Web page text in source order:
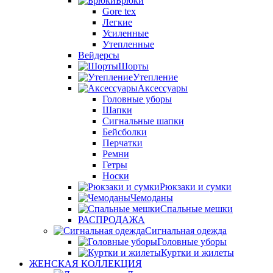
Gore tex
Легкие
Усиленные
Утепленные
Вейдерсы
Шорты
Утепление
Аксессуары
Головные уборы
Шапки
Сигнальные шапки
Бейсболки
Перчатки
Ремни
Гетры
Носки
Рюкзаки и сумки
Чемоданы
Спальные мешки
РАСПРОДАЖА
Сигнальная одежда
Головные уборы
Куртки и жилеты
ЖЕНСКАЯ КОЛЛЕКЦИЯ